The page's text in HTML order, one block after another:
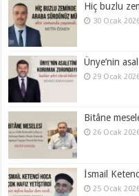
Hiç buzlu
30 Ocak
Ünye’nin
29 Ocak
Bitâne
26 Ocak
İsmail
25 Ocak